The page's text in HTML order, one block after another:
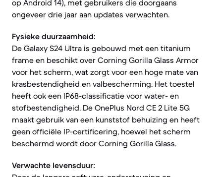
op Android 14), met gebruikers die doorgaans
ongeveer drie jaar aan updates verwachten.
Fysieke duurzaamheid:
De Galaxy S24 Ultra is gebouwd met een titanium
frame en beschikt over Corning Gorilla Glass Armor
voor het scherm, wat zorgt voor een hoge mate van
krasbestendigheid en valbescherming. Het toestel
heeft ook een IP68-classificatie voor water- en
stofbestendigheid. De OnePlus Nord CE 2 Lite 5G
maakt gebruik van een kunststof behuizing en heeft
geen officiële IP-certificering, hoewel het scherm
beschermd wordt door Corning Gorilla Glass.
Verwachte levensduur: